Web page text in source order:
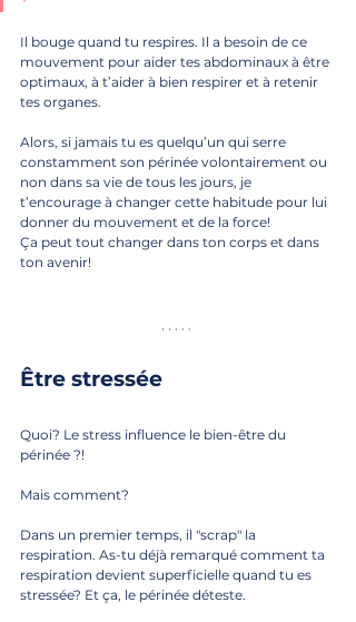
Il bouge quand tu respires. Il a besoin de ce
mouvement pour aider tes abdominaux à être
optimaux, à t’aider à bien respirer et à retenir
tes organes.
Alors, si jamais tu es quelqu’un qui serre
constamment son périnée volontairement ou
non dans sa vie de tous les jours, je
t’encourage à changer cette habitude pour lui
donner du mouvement et de la force!
Ça peut tout changer dans ton corps et dans
ton avenir!
Être stressée
Quoi? Le stress influence le bien-être du
périnée ?!
Mais comment?
Dans un premier temps, il "scrap" la
respiration. As-tu déjà remarqué comment ta
respiration devient superficielle quand tu es
stressée? Et ça, le périnée déteste.